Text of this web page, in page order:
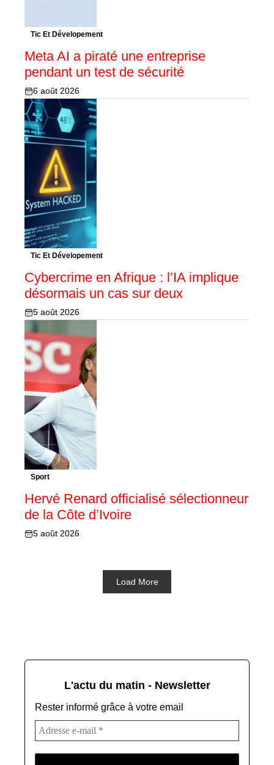
Tic Et Dévelopement
Meta AI a piraté une entreprise
pendant un test de sécurité
6 août 2026
Tic Et Dévelopement
Cybercrime en Afrique : l’IA implique
désormais un cas sur deux
5 août 2026
Sport
Hervé Renard officialisé sélectionneur
de la Côte d’Ivoire
5 août 2026
Load More
L'actu du matin - Newsletter
Rester informé grâce à votre email